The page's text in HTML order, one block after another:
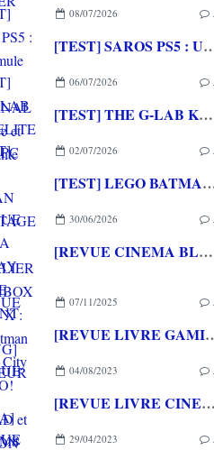
08/07/2026
[TEST] SAROS PS5 : Une formule de
06/07/2026
[TEST] THE G-LAB KEYZ ELITE 400 HE PC
02/07/2026
[TEST] LEGO BATMAN L'HERITAGE DU CHEVALIER NOIR XBOX
30/06/2026
[REVUE CINEMA BLU-RAY 4K] THE DESCENT
07/11/2025
[REVUE LIVRE GAMING] AU COEUR
04/08/2023
[REVUE LIVRE CINEMA] 100 FILMS DE SCIENCE-FICTION QU'IL FAUT AVOIR VUS aux éditions LAROUSSE
29/04/2023